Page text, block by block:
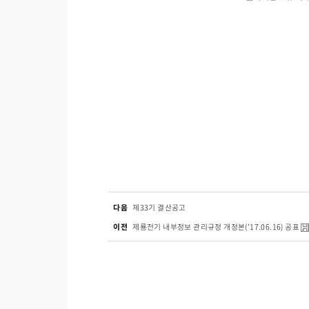
다음 제33기 결산공고
이전제룡전기 내부정보 관리규정 개정본('17.06.16) 공표